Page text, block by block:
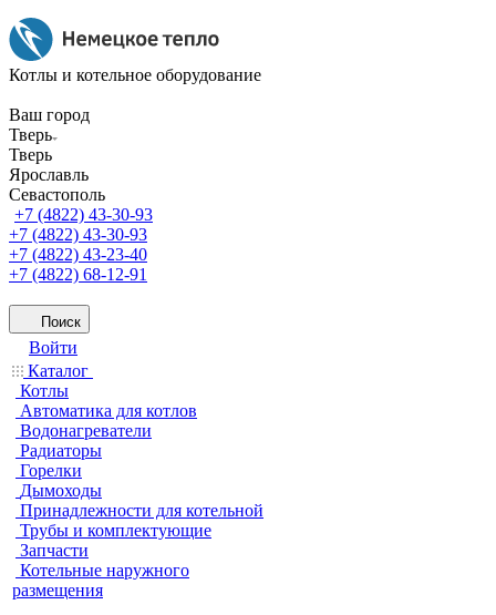
Котлы и котельное оборудование
Ваш город
Тверь
Тверь
Ярославль
Севастополь
+7 (4822) 43-30-93
+7 (4822) 43-30-93
+7 (4822) 43-23-40
+7 (4822) 68-12-91
Поиск
Войти
Каталог
Котлы
Автоматика для котлов
Водонагреватели
Радиаторы
Горелки
Дымоходы
Принадлежности для котельной
Трубы и комплектующие
Запчасти
Котельные наружного
размещения